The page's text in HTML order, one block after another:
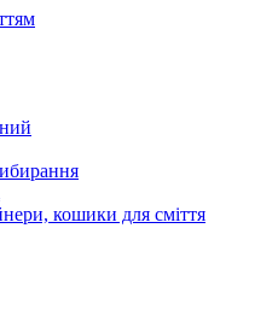
кошики для сміття